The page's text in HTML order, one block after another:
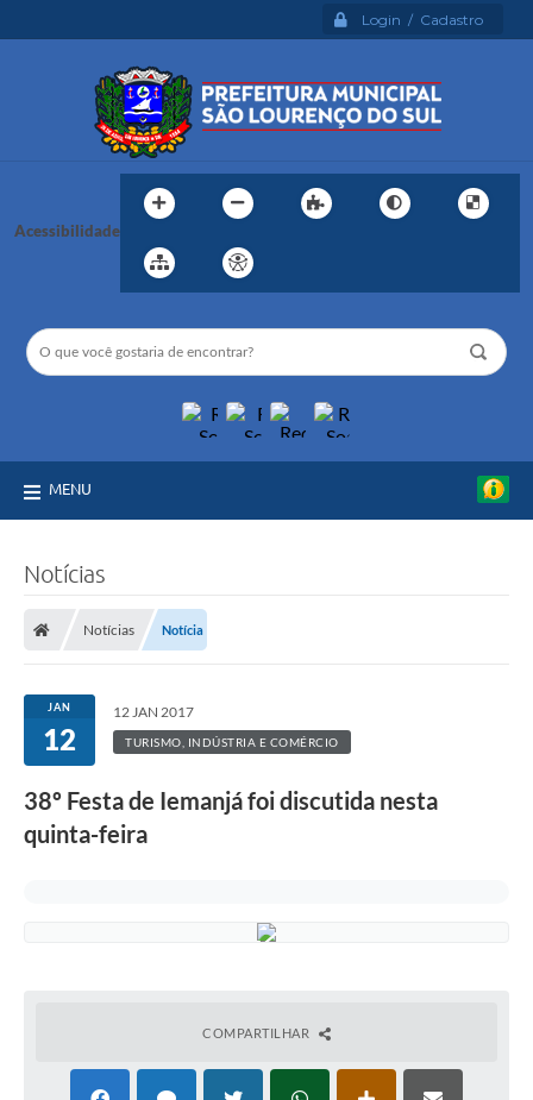
Login / Cadastro
Acessibilidade
MENU
Notícias
Notícias Notícia
JAN
12
12 JAN 2017
TURISMO, INDÚSTRIA E COMÉRCIO
38º Festa de Iemanjá foi discutida nesta
quinta-feira
COMPARTILHAR